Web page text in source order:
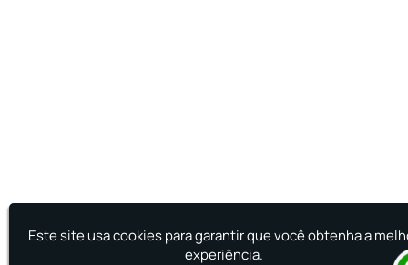
Este site usa cookies para garantir que você obtenha a
experiência.